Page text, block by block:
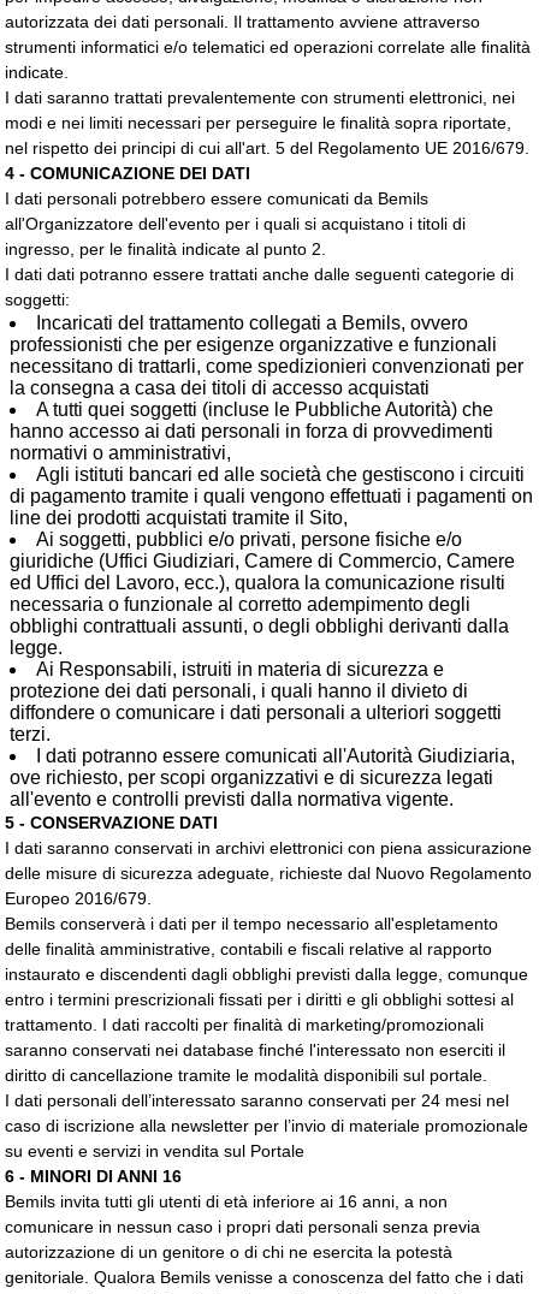
autorizzata dei dati personali. Il trattamento avviene attraverso
strumenti informatici e/o telematici ed operazioni correlate alle finalità
indicate.
I dati saranno trattati prevalentemente con strumenti elettronici, nei
modi e nei limiti necessari per perseguire le finalità sopra riportate,
nel rispetto dei principi di cui all'art. 5 del Regolamento UE 2016/679.
4 - COMUNICAZIONE DEI DATI
I dati personali potrebbero essere comunicati da Bemils
all'Organizzatore dell'evento per i quali si acquistano i titoli di
ingresso, per le finalità indicate al punto 2.
I dati dati potranno essere trattati anche dalle seguenti categorie di
soggetti:
Incaricati del trattamento collegati a Bemils, ovvero
professionisti che per esigenze organizzative e funzionali
necessitano di trattarli, come spedizionieri convenzionati per
la consegna a casa dei titoli di accesso acquistati
A tutti quei soggetti (incluse le Pubbliche Autorità) che
hanno accesso ai dati personali in forza di provvedimenti
normativi o amministrativi,
Agli istituti bancari ed alle società che gestiscono i circuiti
di pagamento tramite i quali vengono effettuati i pagamenti on
line dei prodotti acquistati tramite il Sito,
Ai soggetti, pubblici e/o privati, persone fisiche e/o
giuridiche (Uffici Giudiziari, Camere di Commercio, Camere
ed Uffici del Lavoro, ecc.), qualora la comunicazione risulti
necessaria o funzionale al corretto adempimento degli
obblighi contrattuali assunti, o degli obblighi derivanti dalla
legge.
Ai Responsabili, istruiti in materia di sicurezza e
protezione dei dati personali, i quali hanno il divieto di
diffondere o comunicare i dati personali a ulteriori soggetti
terzi.
I dati potranno essere comunicati all'Autorità Giudiziaria,
ove richiesto, per scopi organizzativi e di sicurezza legati
all'evento e controlli previsti dalla normativa vigente.
5 - CONSERVAZIONE DATI
I dati saranno conservati in archivi elettronici con piena assicurazione
delle misure di sicurezza adeguate, richieste dal Nuovo Regolamento
Europeo 2016/679.
Bemils conserverà i dati per il tempo necessario all'espletamento
delle finalità amministrative, contabili e fiscali relative al rapporto
instaurato e discendenti dagli obblighi previsti dalla legge, comunque
entro i termini prescrizionali fissati per i diritti e gli obblighi sottesi al
trattamento. I dati raccolti per finalità di marketing/promozionali
saranno conservati nei database finché l'interessato non eserciti il
diritto di cancellazione tramite le modalità disponibili sul portale.
I dati personali dell’interessato saranno conservati per 24 mesi nel
caso di iscrizione alla newsletter per l’invio di materiale promozionale
su eventi e servizi in vendita sul Portale
6 - MINORI DI ANNI 16
Bemils invita tutti gli utenti di età inferiore ai 16 anni, a non
comunicare in nessun caso i propri dati personali senza previa
autorizzazione di un genitore o di chi ne esercita la potestà
genitoriale. Qualora Bemils venisse a conoscenza del fatto che i dati